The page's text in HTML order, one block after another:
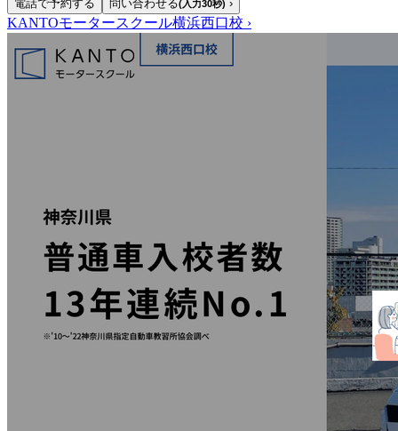
電話で予約する 問い合わせる(入力30秒) ›
KANTOモータースクール横浜西口校 ›